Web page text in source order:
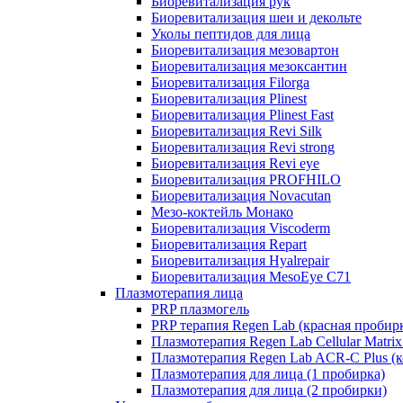
Биоревитализация шеи и декольте
Уколы пептидов для лица
Биоревитализация мезовартон
Биоревитализация мезоксантин
Биоревитализация Filorga
Биоревитализация Plinest
Биоревитализация Plinest Fast
Биоревитализация Revi Silk
Биоревитализация Revi strong
Биоревитализация Revi eye
Биоревитализация PROFHILO
Биоревитализация Novacutan
Мезо-коктейль Монако
Биоревитализация Viscoderm
Биоревитализация Repart
Биоревитализация Hyalrepair
Биоревитализация MesoEye C71
Плазмотерапия лица
PRP плазмогель
PRP терапия Regen Lab (красная
Плазмотерапия Regen Lab Cellular
Плазмотерапия Regen Lab ACR-C Plus
Плазмотерапия для лица (1 пробирка)
Плазмотерапия для лица (2 пробирки)